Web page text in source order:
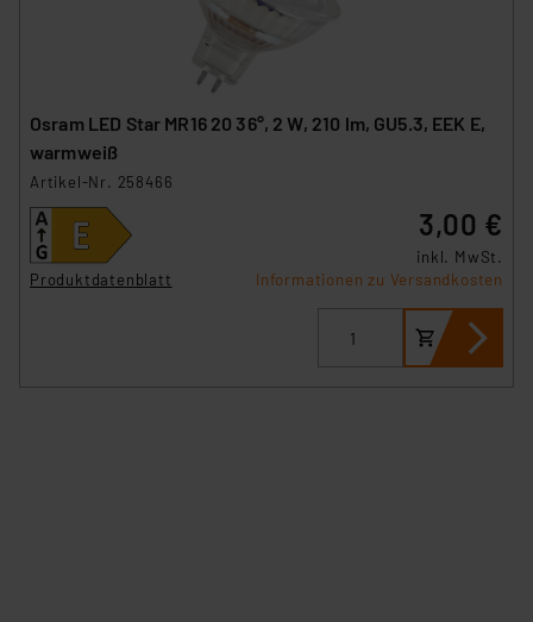
Osram LED Star MR16 20 36°, 2 W, 210 lm, GU5.3, EEK E,
warmweiß
Artikel-Nr. 258466
Produktdatenblatt
3,00 €
inkl. MwSt.
Informationen zu Versandkosten